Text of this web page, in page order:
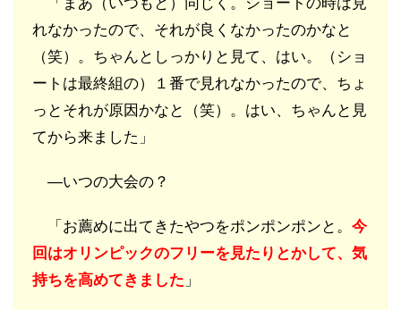
れなかったので、それが良くなかったのかなと
（笑）。ちゃんとしっかりと見て、はい。（ショ
ートは最終組の）１番で見れなかったので、ちょ
っとそれが原因かなと（笑）。はい、ちゃんと見
てから来ました」
―いつの大会の？
「お薦めに出てきたやつをポンポンポンと。 今
回はオリンピックのフリーを見たりとかして、気
持ちを高めてきました 」